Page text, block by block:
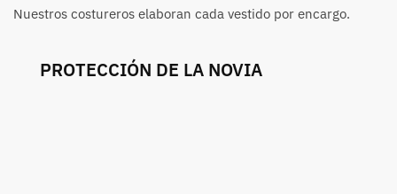
escote
hombros
Nuestros costureros elaboran cada vestido por encargo.
PROTECCIÓN DE LA NOVIA